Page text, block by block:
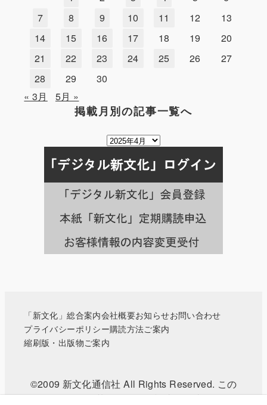
7
8 9 10 11 12
13
14
15 16 17 18 19
20
21
22 23 24 25 26
27
28
29
30
« 3月
5月 »
掲載月別の記事一覧へ
掲
月
別
の
事
一
覧
「新文化」総合案内会社概要お知らせお問い合わせ
プライバシーポリシー購読方法ご案内
縮刷版・出版物ご案内
©2009 新文化通信社 All Rights Reserved. この
WEBサイトに掲載されている記事・写真などの無